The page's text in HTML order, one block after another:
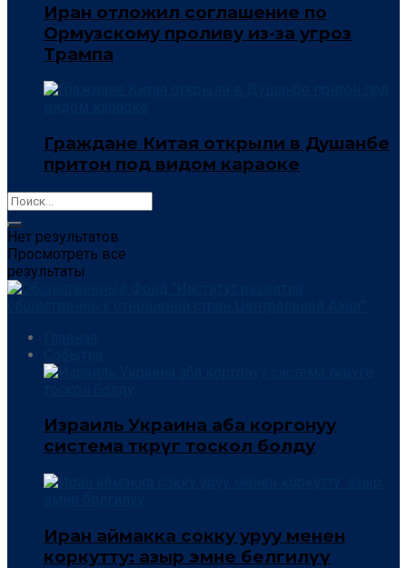
Иран отложил соглашение по
Ормузскому проливу из-за угроз
Трампа
Граждане Китая открыли в Душанбе
притон под видом караоке
Нет результатов
Просмотреть все
результаты
Израиль Украина аба коргонуу
система өткөрүгө тоскол болду
Иран аймакка сокку уруу менен
коркутту: азыр эмне белгилүү